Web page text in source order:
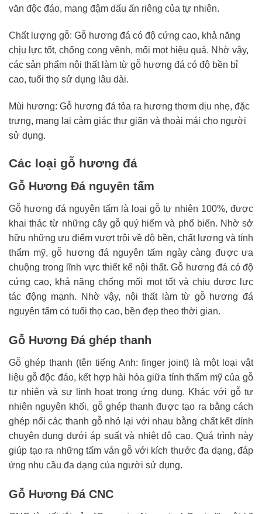
văn độc đáo, mang đậm dấu ấn riêng của tự nhiên.
Chất lượng gỗ: Gỗ hương đá có độ cứng cao, khả năng
chịu lực tốt, chống cong vênh, mối mọt hiệu quả. Nhờ vậy,
các sản phẩm nội thất làm từ gỗ hương đá có độ bền bỉ
cao, tuổi thọ sử dụng lâu dài.
Mùi hương: Gỗ hương đá tỏa ra hương thơm dịu nhẹ, đặc
trưng, mang lại cảm giác thư giãn và thoải mái cho người
sử dụng.
Các loại gỗ hương đá
Gỗ Hương Đá nguyên tấm
Gỗ hương đá nguyên tấm là loại gỗ tự nhiên 100%, được
khai thác từ những cây gỗ quý hiếm và phổ biến. Nhờ sở
hữu những ưu điểm vượt trội về độ bền, chất lượng và tính
thẩm mỹ, gỗ hương đá nguyên tấm ngày càng được ưa
chuộng trong lĩnh vực thiết kế nội thất. Gỗ hương đá có độ
cứng cao, khả năng chống mối mọt tốt và chịu được lực
tác động mạnh. Nhờ vậy, nội thất làm từ gỗ hương đá
nguyên tấm có tuổi thọ cao, bền đẹp theo thời gian.
Gỗ Hương Đá ghép thanh
Gỗ ghép thanh (tên tiếng Anh: finger joint) là một loại vật
liệu gỗ độc đáo, kết hợp hài hòa giữa tính thẩm mỹ của gỗ
tự nhiên và sự linh hoạt trong ứng dụng. Khác với gỗ tự
nhiên nguyên khối, gỗ ghép thanh được tạo ra bằng cách
ghép nối các thanh gỗ nhỏ lại với nhau bằng chất kết dính
chuyên dụng dưới áp suất và nhiệt độ cao. Quá trình này
giúp tạo ra những tấm ván gỗ với kích thước đa dạng, đáp
ứng nhu cầu đa dạng của người sử dụng.
Gỗ Hương Đá CNC